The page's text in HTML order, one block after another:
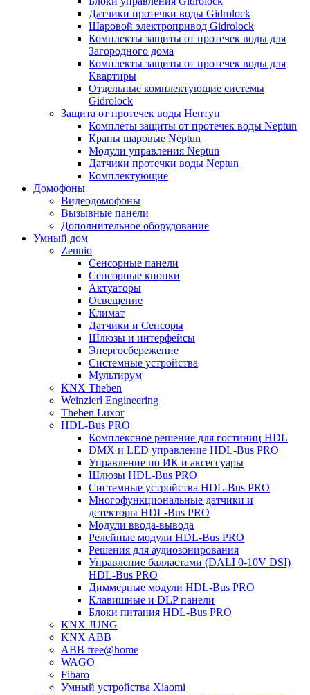
Датчики протечки воды Gidrolock
Шаровой электропривод Gidrolock
Комплекты защиты от протечек воды для
Загородного дома
Комплекты защиты от протечек воды для
Квартиры
Отдельные комплектующие системы
Gidrolock
Защита от протечек воды Нептун
Комплеты защиты от протечек воды Neptun
Краны шаровые Neptun
Модули управления Neptun
Датчики протечки воды Neptun
Комплектующие
Домофоны
Видеодомофоны
Вызывные панели
Дополнительное оборудование
Умный дом
Zennio
Сенсорные панели
Сенсорные кнопки
Актуаторы
Освещение
Климат
Датчики и Сенсоры
Шлюзы и интерфейсы
Энергосбережение
Системные устройства
Мультирум
KNX Theben
Weinzierl Engineering
Theben Luxor
HDL-Bus PRO
Комплексное решение для гостиниц HDL
DMX и LED управление HDL-Bus PRO
Управление по ИК и аксессуары
Шлюзы HDL-Bus PRO
Системные устройства HDL-Bus PRO
Многофункциональные датчики и
детекторы HDL-Bus PRO
Модули ввода-вывода
Релейные модули HDL-Bus PRO
Решения для аудиозонирования
Управление балластами (DALI 0-10V DSI)
HDL-Bus PRO
Диммерные модули HDL-Bus PRO
Клавишные и DLP панели
Блоки питания HDL-Bus PRO
KNX JUNG
KNX ABB
ABB free@home
WAGO
Fibaro
Умный устройства Xiaomi